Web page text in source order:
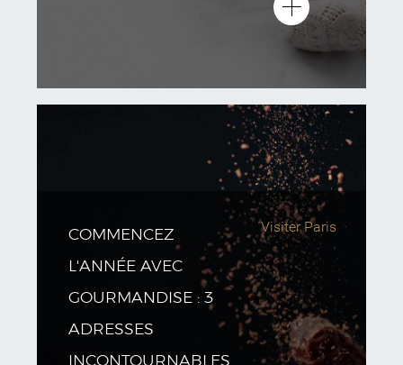
COMMENCEZ
L'ANNÉE AVEC
GOURMANDISE : 3
ADRESSES
INCONTOURNABLES
Visiter Paris